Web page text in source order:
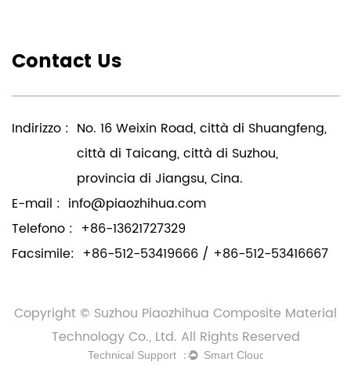
Contact Us
Indirizzo : No. 16 Weixin Road, città di Shuangfeng,
città di Taicang, città di Suzhou,
provincia di Jiangsu, Cina.
E-mail : info@piaozhihua.com
Telefono : +86-13621727329
Facsimile: +86-512-53419666 / +86-512-53416667
Copyright © Suzhou Piaozhihua Composite Material
Technology Co., Ltd. All Rights Reserved